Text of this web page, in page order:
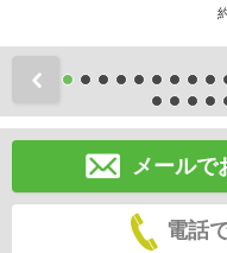
前
メールで
電話